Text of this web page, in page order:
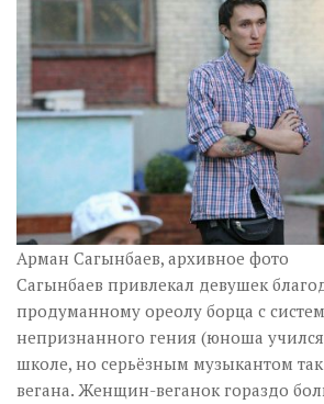
Арман Сагынбаев, архивное фото
Сагынбаев привлекал девушек
продуманному ореолу борца с
непризнанного гения (юноша
школе, но серьёзным музыкантом
вегана. Женщин-веганок гораздо